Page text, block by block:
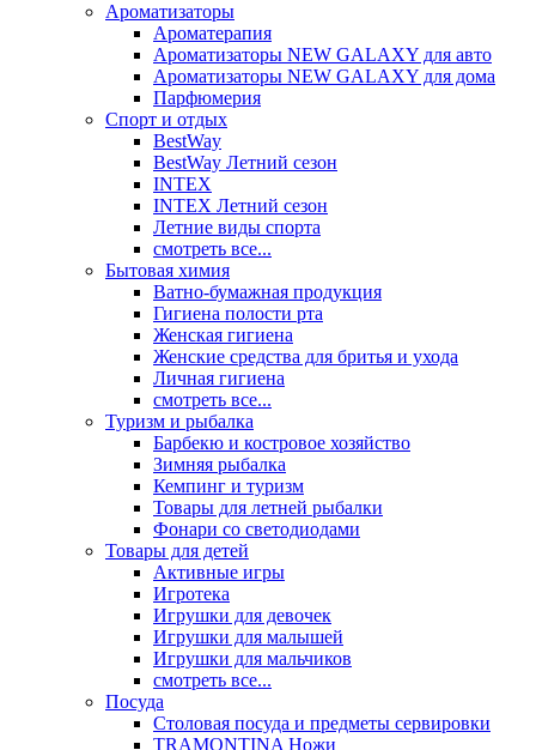
Ароматизаторы
Ароматерапия
Ароматизаторы NEW GALAXY для авто
Ароматизаторы NEW GALAXY для дома
Парфюмерия
Спорт и отдых
BestWay
BestWay Летний сезон
INTEX
INTEX Летний сезон
Летние виды спорта
смотреть все...
Бытовая химия
Ватно-бумажная продукция
Гигиена полости рта
Женская гигиена
Женские средства для бритья и ухода
Личная гигиена
смотреть все...
Туризм и рыбалка
Барбекю и костровое хозяйство
Зимняя рыбалка
Кемпинг и туризм
Товары для летней рыбалки
Фонари со светодиодами
Товары для детей
Активные игры
Игротека
Игрушки для девочек
Игрушки для малышей
Игрушки для мальчиков
смотреть все...
Посуда
Столовая посуда и предметы сервировки
TRAMONTINA Ножи